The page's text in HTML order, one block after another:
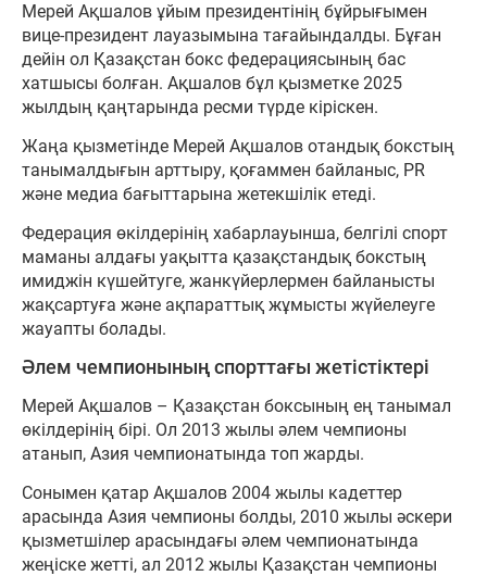
Мерей Ақшалов ұйым президентінің бұйрығымен
вице-президент лауазымына тағайындалды. Бұған
дейін ол Қазақстан бокс федерациясының бас
хатшысы болған. Ақшалов бұл қызметке 2025
жылдың қаңтарында ресми түрде кіріскен.
Жаңа қызметінде Мерей Ақшалов отандық бокстың
танымалдығын арттыру, қоғаммен байланыс, PR
және медиа бағыттарына жетекшілік етеді.
Федерация өкілдерінің хабарлауынша, белгілі спорт
маманы алдағы уақытта қазақстандық бокстың
имиджін күшейтуге, жанкүйерлермен байланысты
жақсартуға және ақпараттық жұмысты жүйелеуге
жауапты болады.
Әлем чемпионының спорттағы жетістіктері
Мерей Ақшалов – Қазақстан боксының ең танымал
өкілдерінің бірі. Ол 2013 жылы әлем чемпионы
атанып, Азия чемпионатында топ жарды.
Сонымен қатар Ақшалов 2004 жылы кадеттер
арасында Азия чемпионы болды, 2010 жылы әскери
қызметшілер арасындағы әлем чемпионатында
жеңіске жетті, ал 2012 жылы Қазақстан чемпионы